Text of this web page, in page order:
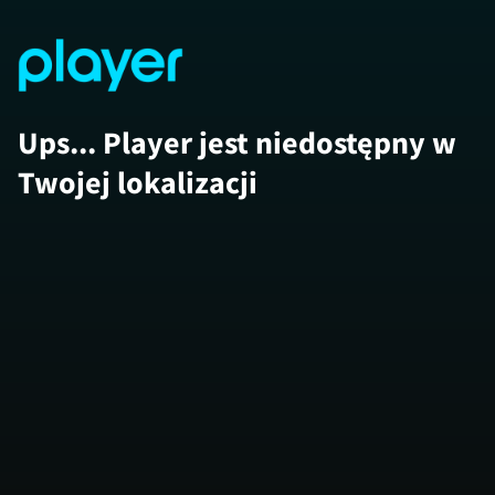
Ups... Player jest niedostępny w
Twojej lokalizacji